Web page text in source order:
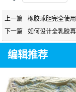
上一篇
橡胶球胆完全使
下一篇
如何设计全乳胶
编辑推荐